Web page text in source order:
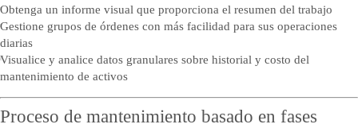
Obtenga un informe visual que proporciona el resumen del trabajo
Gestione grupos de órdenes con más facilidad para sus operaciones
diarias
Visualice y analice datos granulares sobre historial y costo del
mantenimiento de activos
Proceso de mantenimiento basado en fases